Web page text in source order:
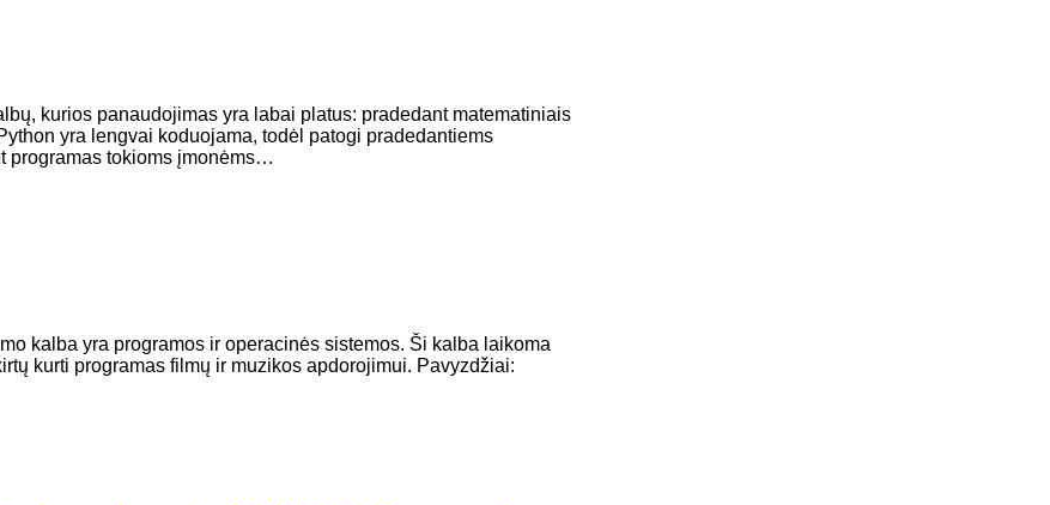
kurios panaudojimas yra labai platus: pradedant matematiniais
yra lengvai koduojama, todėl patogi pradedantiems
programas tokioms įmonėms…
kalba yra programos ir operacinės sistemos. Ši kalba laikoma
kurti programas filmų ir muzikos apdorojimui. Pavyzdžiai: